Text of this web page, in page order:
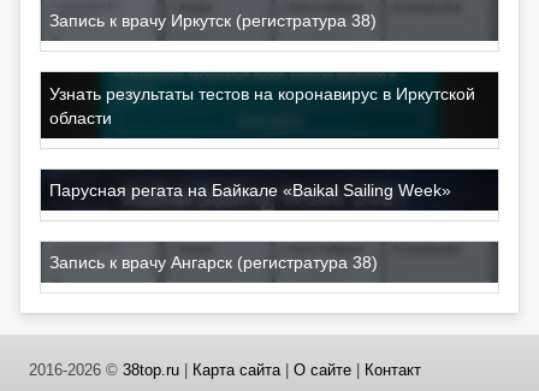
Запись к врачу Иркутск (регистратура 38)
Узнать результаты тестов на коронавирус в Иркутской
области
Парусная регата на Байкале «Baikal Sailing Week»
Запись к врачу Ангарск (регистратура 38)
2016-2026 © 38top.ru Карта сайта| О сайте Контакт